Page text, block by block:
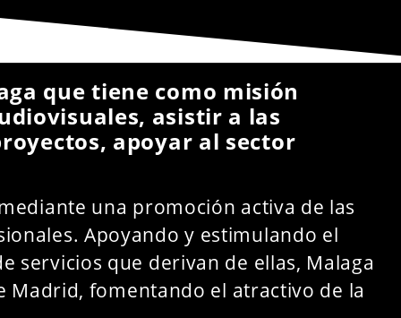
que tiene como misión
asistir a las
apoyar al sector
una promoción activa de las
Apoyando y estimulando el
servicios que derivan de ellas, Malaga
Madrid, fomentando el atractivo de la